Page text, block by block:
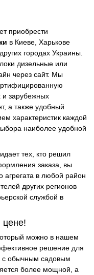
приобрести
в Киеве, Харькове
городах Украины.
дизельные или
через сайт. Мы
и зарубежных
а также удобный
характеристик каждой
наиболее удобной
тех, кто решил
заказа, вы
агрегата в любой район
других регионов
службой в
цене!
можно в нашем
решение для
с обычным садовым
более мощной, а